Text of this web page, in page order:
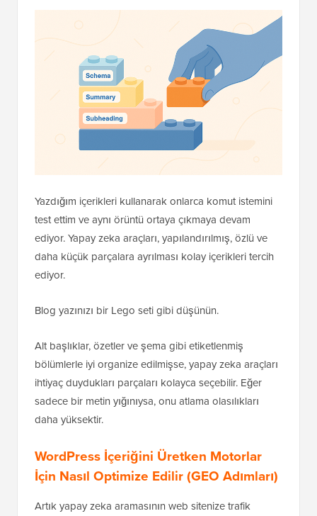
Yazdığım içerikleri kullanarak onlarca komut istemini
test ettim ve aynı örüntü ortaya çıkmaya devam
ediyor. Yapay zeka araçları, yapılandırılmış, özlü ve
daha küçük parçalara ayrılması kolay içerikleri tercih
ediyor.
Blog yazınızı bir Lego seti gibi düşünün.
Alt başlıklar, özetler ve şema gibi etiketlenmiş
bölümlerle iyi organize edilmişse, yapay zeka araçları
ihtiyaç duydukları parçaları kolayca seçebilir. Eğer
sadece bir metin yığınıysa, onu atlama olasılıkları
daha yüksektir.
WordPress İçeriğini Üretken Motorlar
İçin Nasıl Optimize Edilir (GEO Adımları)
Artık yapay zeka aramasının web sitenize trafik